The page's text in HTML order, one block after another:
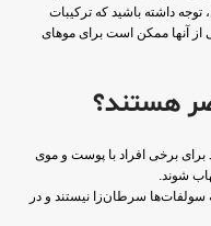
داشته باشید که ترکیبات
آنها ممکن است برای موهای
برای برخی افراد با پوست و موی
شوند.
سولفات‌ها سرطان‌زا نیستند و در